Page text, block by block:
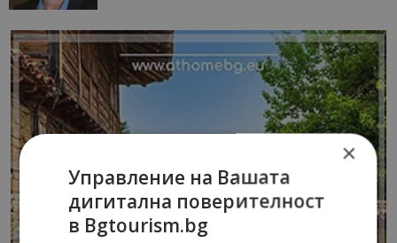
×
Управление на Вашата
дигитална поверителност
в Bgtourism.bg